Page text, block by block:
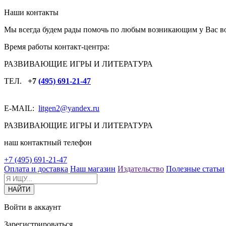
Наши контакты
Мы всегда будем рады помочь по любым возникающим у Вас
Время работы контакт-центра:
РАЗВИВАЮЩИЕ ИГРЫ И ЛИТЕРАТУРА
ТЕЛ. +7 (495) 691-21-47
E-MAIL: litgen2@yandex.ru
РАЗВИВАЮЩИЕ ИГРЫ И ЛИТЕРАТУРА
наш контактный телефон
+7 (495) 691-21-47
Оплата и доставка Наш магазин Издательство Полезные статьи
Войти в аккаунт
Зарегистрироваться